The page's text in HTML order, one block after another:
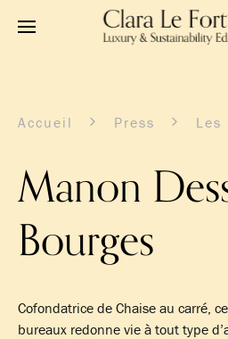
Accueil Press Les
Manon
Bourges
Cofondatrice de Chaise au carré,
bureaux redonne vie à tout type